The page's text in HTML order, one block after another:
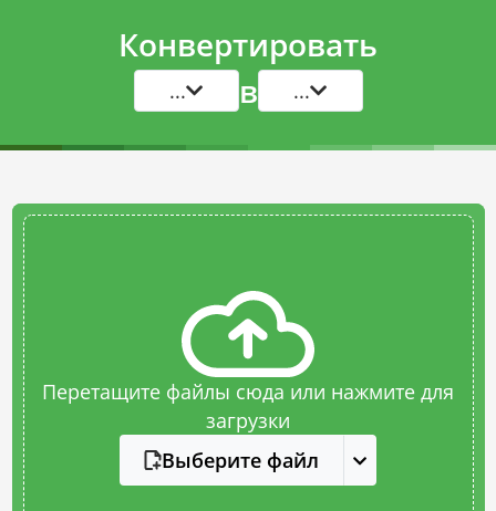
Конвертировать
... в ...
Перетащите файлы сюда или нажмите для
загрузки
Выберите файл